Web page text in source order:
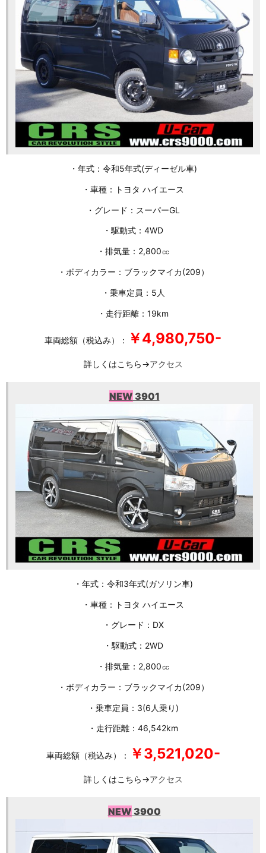
・年式：令和5年式(ディーゼル車)
・車種：トヨタ ハイエース
・グレード：スーパーGL
・駆動式：4WD
・排気量：2,800㏄
・ボディカラー：ブラックマイカ(209）
・乗車定員：5人
・走行距離：19km
車両総額（税込み）： ￥4,980,750-
詳しくはこちら→アクセス
NEW 3901
・年式：令和3年式(ガソリン車)
・車種：トヨタ ハイエース
・グレード：DX
・駆動式：2WD
・排気量：2,800㏄
・ボディカラー：ブラックマイカ(209）
・乗車定員：3(6人乗り)
・走行距離：46,542km
車両総額（税込み）： ￥3,521,020-
詳しくはこちら→アクセス
NEW 3900